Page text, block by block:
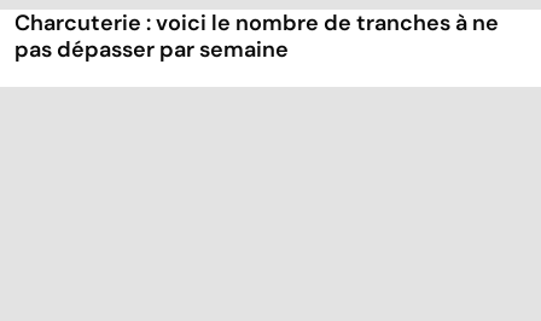
Charcuterie : voici le nombre de tranches à ne
pas dépasser par semaine